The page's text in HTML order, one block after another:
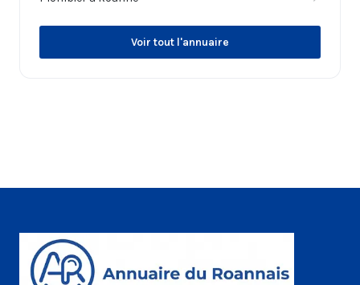
Voir tout l'annuaire